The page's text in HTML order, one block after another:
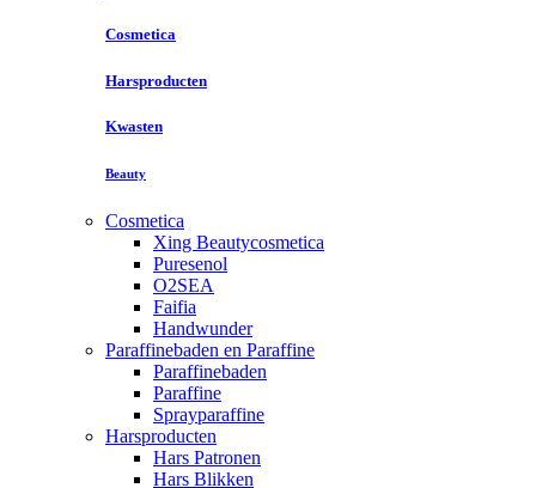
Cosmetica
Harsproducten
Kwasten
Beauty
Cosmetica
Xing Beautycosmetica
Puresenol
O2SEA
Faifia
Handwunder
Paraffinebaden en Paraffine
Paraffinebaden
Paraffine
Sprayparaffine
Harsproducten
Hars Patronen
Hars Blikken